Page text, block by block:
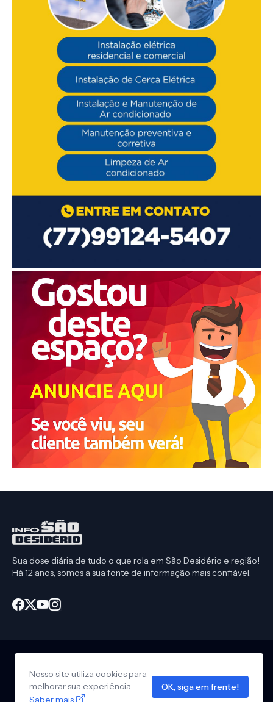
Sua dose diária de tudo o que rola em São Desidério e região!
Há 12 anos, somos a sua fonte de informação mais confiável.
Design by - Info São Desidério
InícioCEP São DesidérioPolítica de Privacidade
Anuncie em nosso site
Nosso site utiliza cookies para
melhorar sua experiência.
Saber mais
OK, siga em frente!